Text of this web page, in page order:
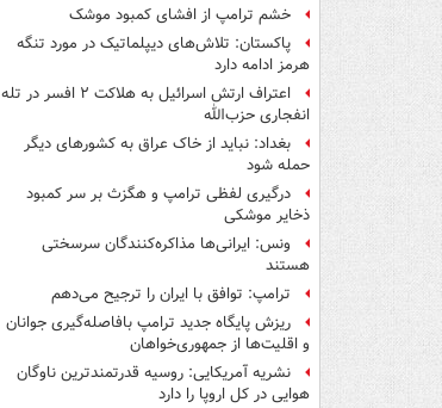
خشم ترامپ از افشای کمبود موشک
پاکستان: تلاش‌های دیپلماتیک در مورد تنگه
هرمز ادامه دارد
اعتراف ارتش اسرائیل به هلاکت ۲ افسر در تله
انفجاری حزب‌الله
بغداد: نباید از خاک عراق به کشورهای دیگر
حمله شود
درگیری لفظی ترامپ و هگزث بر سر کمبود
ذخایر موشکی
ونس: ایرانی‌ها مذاکره‌کنندگان سرسختی
هستند
ترامپ: توافق با ایران را ترجیح می‌دهم
ریزش پایگاه جدید ترامپ بافاصله‌گیری جوانان
و اقلیت‌ها از جمهوری‌خواهان
نشریه آمریکایی: روسیه قدرتمندترین ناوگان
هوایی در کل اروپا را دارد